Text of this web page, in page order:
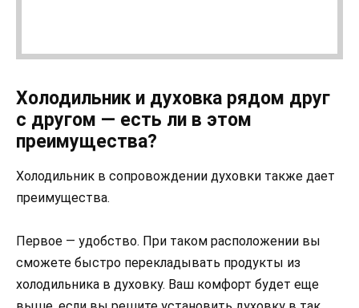
Холодильник и духовка рядом друг
с другом — есть ли в этом
преимущества?
Холодильник в сопровождении духовки также дает
преимущества.
Первое — удобство. При таком расположении вы
сможете быстро перекладывать продукты из
холодильника в духовку. Ваш комфорт будет еще